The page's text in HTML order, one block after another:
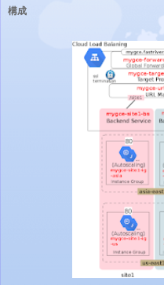
構成